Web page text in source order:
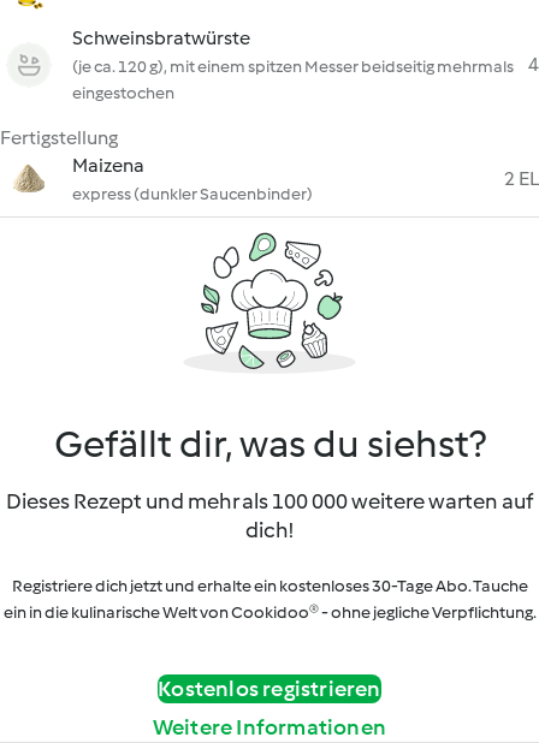
Schweinsbratwürste
(je ca. 120 g), mit einem spitzen Messer beidseitig mehrmals
eingestochen
4
Fertigstellung
Maizena
express (dunkler Saucenbinder)
2 EL
Gefällt dir, was du siehst?
Dieses Rezept und mehr als 100 000 weitere warten auf
dich!
Registriere dich jetzt und erhalte ein kostenloses 30-Tage Abo. Tauche
ein in die kulinarische Welt von Cookidoo® - ohne jegliche Verpflichtung.
Kostenlos registrieren
Weitere Informationen